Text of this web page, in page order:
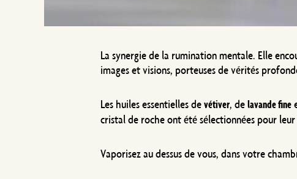
La synergie de la rumination mentale. Elle
images et visions, porteuses de vérités
Les huiles essentielles devétiver, delavande fine
cristal de roche ont été sélectionnées pour
Vaporisez au dessus de vous, dans votre